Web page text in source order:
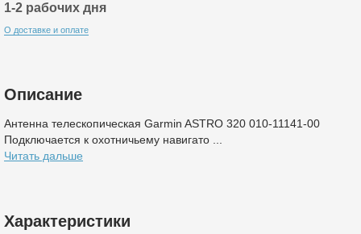
1-2 рабочих дня
О доставке и оплате
Описание
Антенна телескопическая Garmin ASTRO 320 010-11141-00
Подключается к охотничьему навигато ...
Читать дальше
Характеристики